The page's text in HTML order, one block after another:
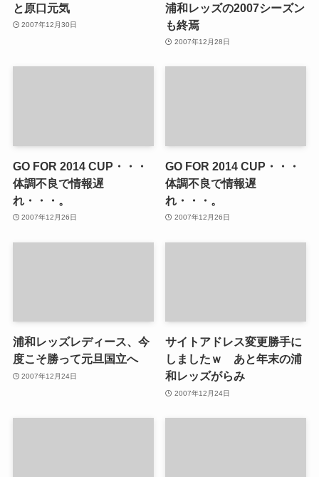
と原口元気
2007年12月30日
浦和レッズの2007シーズン
も終焉
2007年12月28日
GO FOR 2014 CUP・・・
体調不良で情報遅
れ・・・。
2007年12月26日
GO FOR 2014 CUP・・・
体調不良で情報遅
れ・・・。
2007年12月26日
浦和レッズレディース、今
度こそ勝って元旦国立へ
2007年12月24日
サイトアドレス変更勝手に
しましたｗ あと年末の浦
和レッズがらみ
2007年12月24日